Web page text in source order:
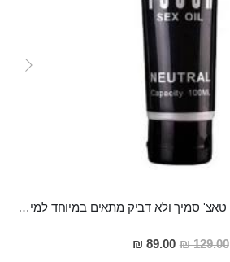
חומר סיכה מעולה סילק טאצ' סמיך ולא דביק מתאים במיוחד למין אנאלי
129.00 ₪
מחיר
מבצע
89.00 ₪